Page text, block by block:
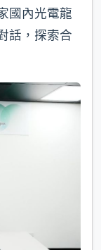
國內光電龍
話，探索合